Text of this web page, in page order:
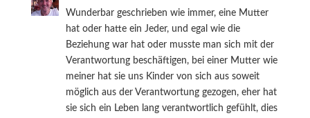
Wunderbar geschrieben wie immer, eine Mutter
hat oder hatte ein Jeder, und egal wie die
Beziehung war hat oder musste man sich mit der
Verantwortung beschäftigen, bei einer Mutter wie
meiner hat sie uns Kinder von sich aus soweit
möglich aus der Verantwortung gezogen, eher hat
sie sich ein Leben lang verantwortlich gefühlt, dies